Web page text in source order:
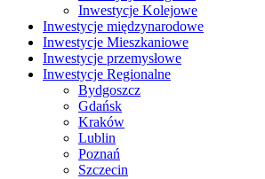
Inwestycje Kolejowe
Inwestycje międzynarodowe
Inwestycje Mieszkaniowe
Inwestycje przemysłowe
Inwestycje Regionalne
Bydgoszcz
Gdańsk
Kraków
Lublin
Poznań
Szczecin